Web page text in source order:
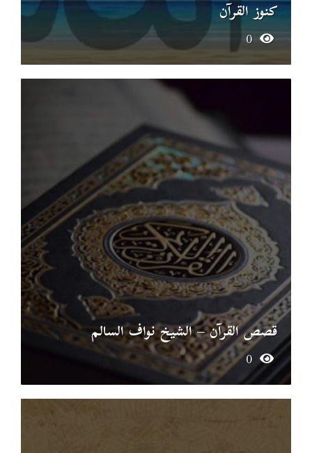
كنوز القرآن
0
قصص القرآن – الشيخ نواف السالم